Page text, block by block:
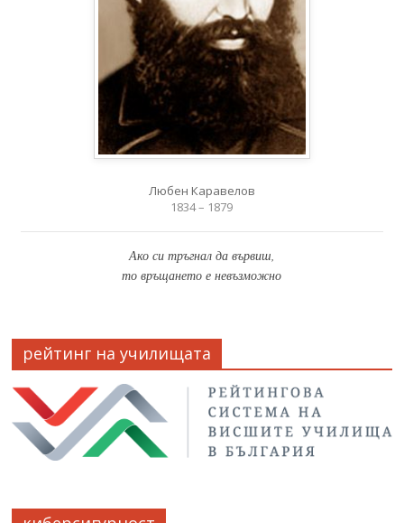
Любен Каравелов
1834 – 1879
Ако си тръгнал да вървиш,
то връщането е невъзможно
рейтинг на училищата